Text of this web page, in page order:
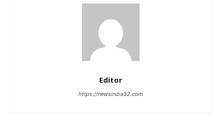
Editor
https://newsindia32.com